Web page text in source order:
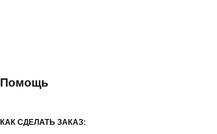
Помощь
КАК СДЕЛАТЬ ЗАКАЗ: